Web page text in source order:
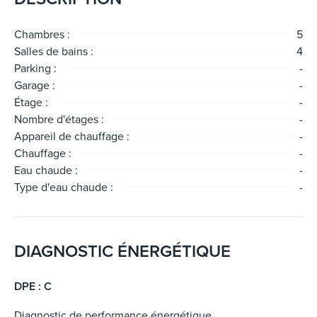
georisques.gouv.fr
Chambres :
5
Salles de bains :
4
Parking :
-
Garage :
-
Étage :
-
Nombre d'étages :
-
Appareil de chauffage :
-
Chauffage :
-
Eau chaude :
-
Type d'eau chaude :
-
DIAGNOSTIC ÉNERGÉTIQUE
DPE : C